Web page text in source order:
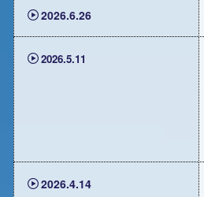
2026.6.26
2026.5.11
2026.4.14